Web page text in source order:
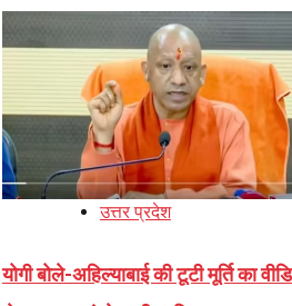
उत्तर प्रदेश
योगी बोले-अहिल्याबाई की टूटी मूर्ति का